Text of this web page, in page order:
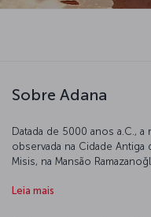
Sobre Adana
Datada de 5000 anos a.C.,
observada na Cidade
Misis, na Mansão
otomanos deixaram as suas
Leia mais